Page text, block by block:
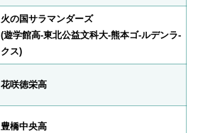
火の国サラマンダーズ
(遊学館高-東北公益文科大-熊本ゴ-ルデンラ-
クス)
花咲徳栄高
豊橋中央高